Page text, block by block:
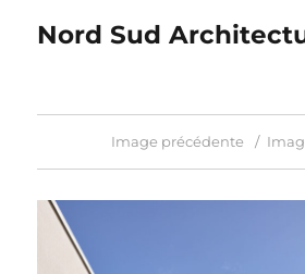
Nord Sud
Image précédente